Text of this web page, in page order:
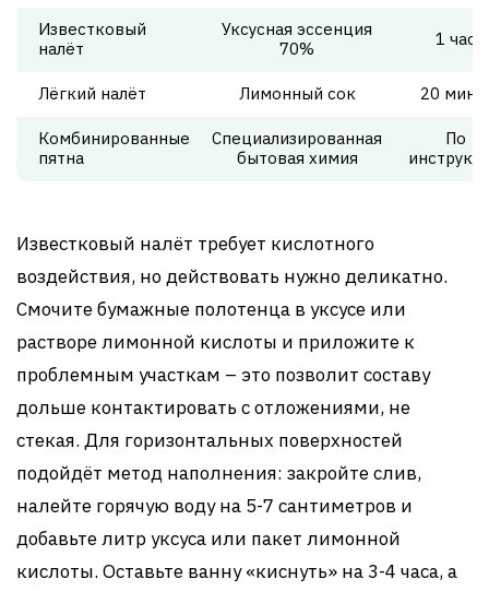
Известковый
налёт
Уксусная эссенция
70%
1 час
Лёгкий налёт Лимонный сок 20
Комбинированные
пятна
Специализированная
бытовая химия
По
Известковый налёт требует кислотного
воздействия, но действовать нужно деликатно.
Смочите бумажные полотенца в уксусе или
растворе лимонной кислоты и приложите к
проблемным участкам – это позволит составу
дольше контактировать с отложениями, не
стекая. Для горизонтальных поверхностей
подойдёт метод наполнения: закройте слив,
налейте горячую воду на 5-7 сантиметров и
добавьте литр уксуса или пакет лимонной
кислоты. Оставьте ванну «киснуть» на 3-4 часа, а